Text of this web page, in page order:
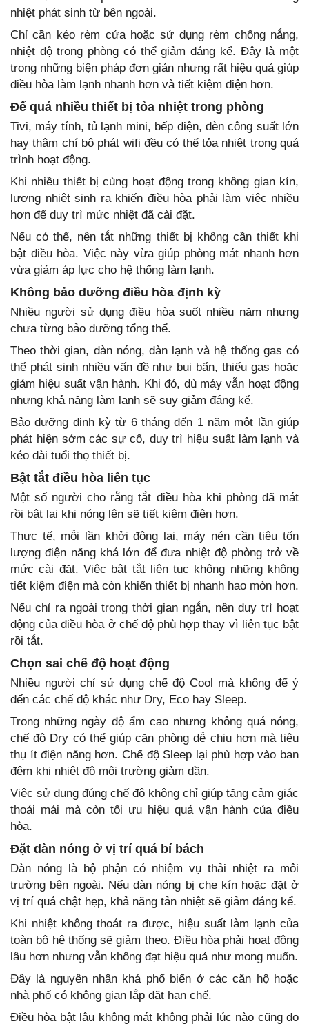
nhiệt phát sinh từ bên ngoài.
Chỉ cần kéo rèm cửa hoặc sử dụng rèm chống nắng,
nhiệt độ trong phòng có thể giảm đáng kể. Đây là một
trong những biện pháp đơn giản nhưng rất hiệu quả giúp
điều hòa làm lạnh nhanh hơn và tiết kiệm điện hơn.
Để quá nhiều thiết bị tỏa nhiệt trong phòng
Tivi, máy tính, tủ lạnh mini, bếp điện, đèn công suất lớn
hay thậm chí bộ phát wifi đều có thể tỏa nhiệt trong quá
trình hoạt động.
Khi nhiều thiết bị cùng hoạt động trong không gian kín,
lượng nhiệt sinh ra khiến điều hòa phải làm việc nhiều
hơn để duy trì mức nhiệt đã cài đặt.
Nếu có thể, nên tắt những thiết bị không cần thiết khi
bật điều hòa. Việc này vừa giúp phòng mát nhanh hơn
vừa giảm áp lực cho hệ thống làm lạnh.
Không bảo dưỡng điều hòa định kỳ
Nhiều người sử dụng điều hòa suốt nhiều năm nhưng
chưa từng bảo dưỡng tổng thể.
Theo thời gian, dàn nóng, dàn lạnh và hệ thống gas có
thể phát sinh nhiều vấn đề như bụi bẩn, thiếu gas hoặc
giảm hiệu suất vận hành. Khi đó, dù máy vẫn hoạt động
nhưng khả năng làm lạnh sẽ suy giảm đáng kể.
Bảo dưỡng định kỳ từ 6 tháng đến 1 năm một lần giúp
phát hiện sớm các sự cố, duy trì hiệu suất làm lạnh và
kéo dài tuổi thọ thiết bị.
Bật tắt điều hòa liên tục
Một số người cho rằng tắt điều hòa khi phòng đã mát
rồi bật lại khi nóng lên sẽ tiết kiệm điện hơn.
Thực tế, mỗi lần khởi động lại, máy nén cần tiêu tốn
lượng điện năng khá lớn để đưa nhiệt độ phòng trở về
mức cài đặt. Việc bật tắt liên tục không những không
tiết kiệm điện mà còn khiến thiết bị nhanh hao mòn hơn.
Nếu chỉ ra ngoài trong thời gian ngắn, nên duy trì hoạt
động của điều hòa ở chế độ phù hợp thay vì liên tục bật
rồi tắt.
Chọn sai chế độ hoạt động
Nhiều người chỉ sử dụng chế độ Cool mà không để ý
đến các chế độ khác như Dry, Eco hay Sleep.
Trong những ngày độ ẩm cao nhưng không quá nóng,
chế độ Dry có thể giúp căn phòng dễ chịu hơn mà tiêu
thụ ít điện năng hơn. Chế độ Sleep lại phù hợp vào ban
đêm khi nhiệt độ môi trường giảm dần.
Việc sử dụng đúng chế độ không chỉ giúp tăng cảm giác
thoải mái mà còn tối ưu hiệu quả vận hành của điều
hòa.
Đặt dàn nóng ở vị trí quá bí bách
Dàn nóng là bộ phận có nhiệm vụ thải nhiệt ra môi
trường bên ngoài. Nếu dàn nóng bị che kín hoặc đặt ở
vị trí quá chật hẹp, khả năng tản nhiệt sẽ giảm đáng kể.
Khi nhiệt không thoát ra được, hiệu suất làm lạnh của
toàn bộ hệ thống sẽ giảm theo. Điều hòa phải hoạt động
lâu hơn nhưng vẫn không đạt hiệu quả như mong muốn.
Đây là nguyên nhân khá phổ biến ở các căn hộ hoặc
nhà phố có không gian lắp đặt hạn chế.
Điều hòa bật lâu không mát không phải lúc nào cũng do